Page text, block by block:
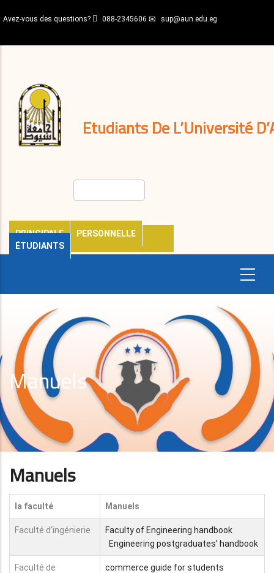
au
principal
Avez-vous des questions? 088-2345606 sup@aun.edu.eg
Etudiants De L’Université
PRINCIPALE
PERSONNELLE
ÉTUDIANTS
décisions
Expatriés
Journal
Manuels
Manuels
la faculté Manuels
Faculté d'ingénierie
Faculty of Engineering handbook
Engineering postgraduates’ handbook
Faculté de
commerce guide for students